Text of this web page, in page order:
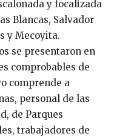
y focalizada
Blancas, Salvador
y Mecoyita.
se presentaron en
comprobables de
comprende a
personal de las
de Parques
trabajadores de